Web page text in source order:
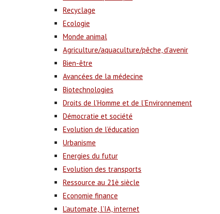
Recyclage
Ecologie
Monde animal
Agriculture/aquaculture/pêche, d’avenir
Bien-être
Avancées de la médecine
Biotechnologies
Droits de l’Homme et de l’Environnement
Démocratie et société
Evolution de l’éducation
Urbanisme
Energies du futur
Evolution des transports
Ressource au 21è siècle
Economie finance
L’automate, l’IA, internet